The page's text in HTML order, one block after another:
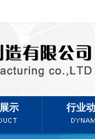
示 行业